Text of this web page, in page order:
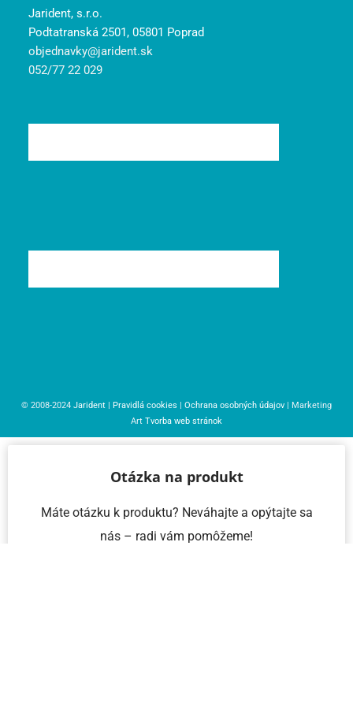
Jarident, s.r.o.
Podtatranská 2501, 05801 Poprad
objednavky@jarident.sk
052/77 22 029
© 2008-2024 Jarident | Pravidlá cookies | Ochrana osobných údajov | Marketing
Art Tvorba web stránok
Otázka na produkt
Máte otázku k produktu? Neváhajte a opýtajte sa
nás – radi vám pomôžeme!